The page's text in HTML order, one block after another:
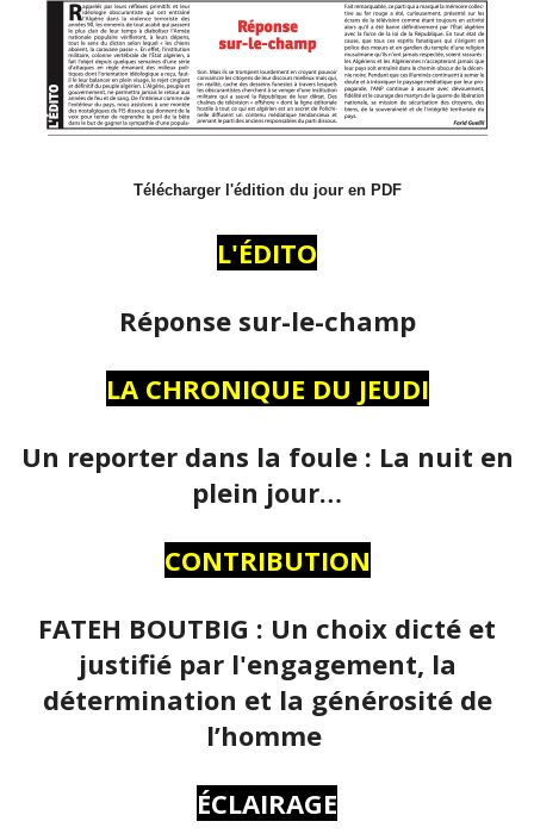
Télécharger l'édition du jour en PDF
L'ÉDITO
Réponse sur-le-champ
LA CHRONIQUE DU JEUDI
Un reporter dans la foule : La nuit en
plein jour…
CONTRIBUTION
FATEH BOUTBIG : Un choix dicté et
justifié par l'engagement, la
détermination et la générosité de
l’homme
ÉCLAIRAGE